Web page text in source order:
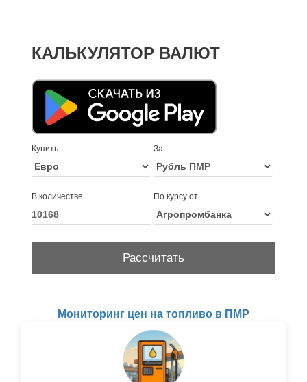
КАЛЬКУЛЯТОР ВАЛЮТ
Купить За
В количестве По курсу от
Мониторинг цен на топливо в ПМР